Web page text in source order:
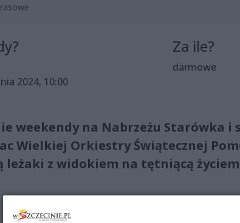
2024, 10:00
Za ile?
darmowe
weekendy na Nabrzeżu Starówka i
Wielkiej Orkiestry Świątecznej
leżaki z widokiem na tętniącą